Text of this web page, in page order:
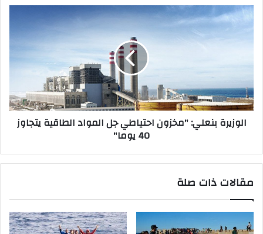
الوزيرة بنعلي: "مخزون احتياطي جل المواد الطاقية يتجاوز
40 يوما"
مقالات ذات صلة